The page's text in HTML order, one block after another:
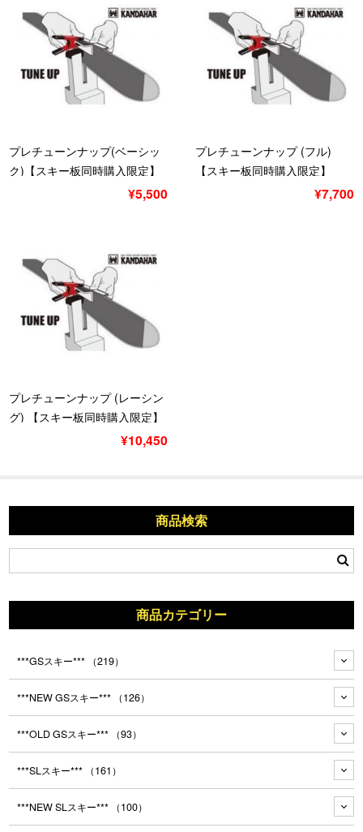
プレチューンナップ(ベーシッ
ク)【スキー板同時購入限定】
¥5,500
プレチューンナップ (フル)
【スキー板同時購入限定】
¥7,700
プレチューンナップ (レーシン
グ) 【スキー板同時購入限定】
¥10,450
商品検索
商品カテゴリー
***GSスキー*** （219）
***NEW GSスキー*** （126）
***OLD GSスキー*** （93）
***SLスキー*** （161）
***NEW SLスキー*** （100）